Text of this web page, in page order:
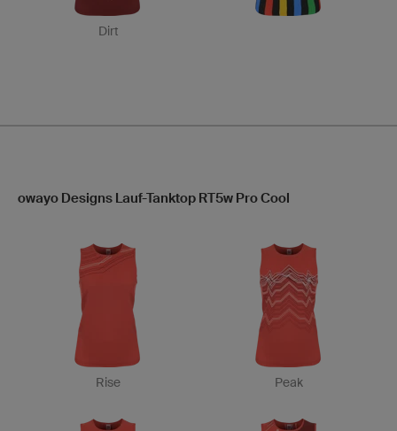
Dirt
owayo Designs Lauf-Tanktop RT5w Pro Cool
Rise Peak